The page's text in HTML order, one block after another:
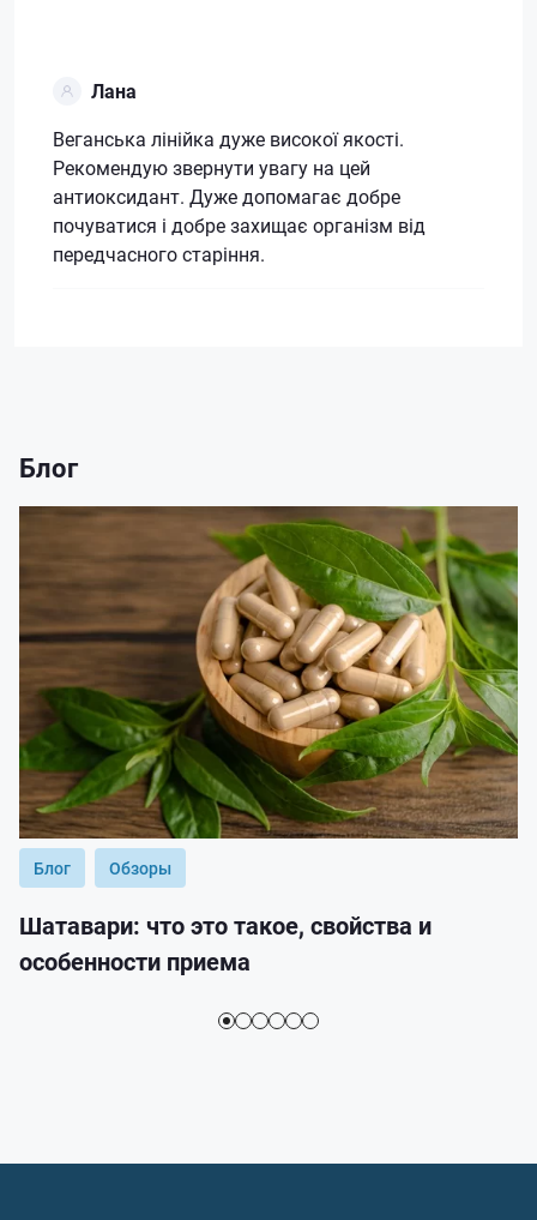
Лана
Веганська лінійка дуже високої якості.
Рекомендую звернути увагу на цей
антиоксидант. Дуже допомагає добре
почуватися і добре захищає організм від
передчасного старіння.
Блог
Блог Обзоры
Шатавари: что это такое, свойства и
особенности приема